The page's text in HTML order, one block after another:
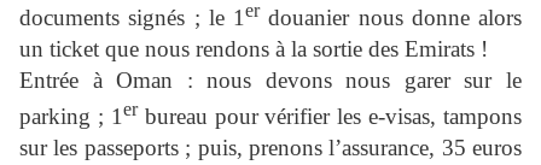
documents signés ; le 1 erdouanier nous donne alors
un ticket que nous rendons à la sortie des Emirats !
Entrée à Oman : nous devons nous garer sur le
parking ; 1 erbureau pour vérifier les e-visas, tampons
sur les passeports ; puis, prenons l’assurance, 35 euros